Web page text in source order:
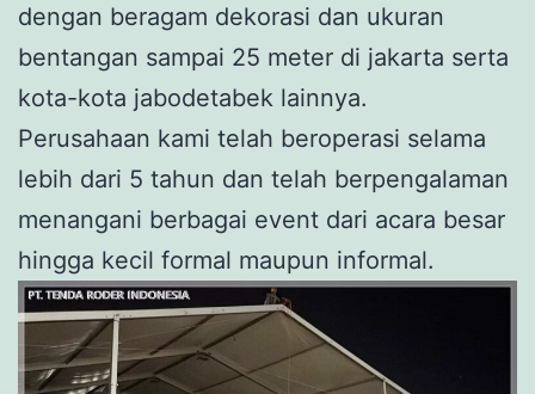
dengan beragam dekorasi dan ukuran
bentangan sampai 25 meter di jakarta serta
kota-kota jabodetabek lainnya.
Perusahaan kami telah beroperasi selama
lebih dari 5 tahun dan telah berpengalaman
menangani berbagai event dari acara besar
hingga kecil formal maupun informal.